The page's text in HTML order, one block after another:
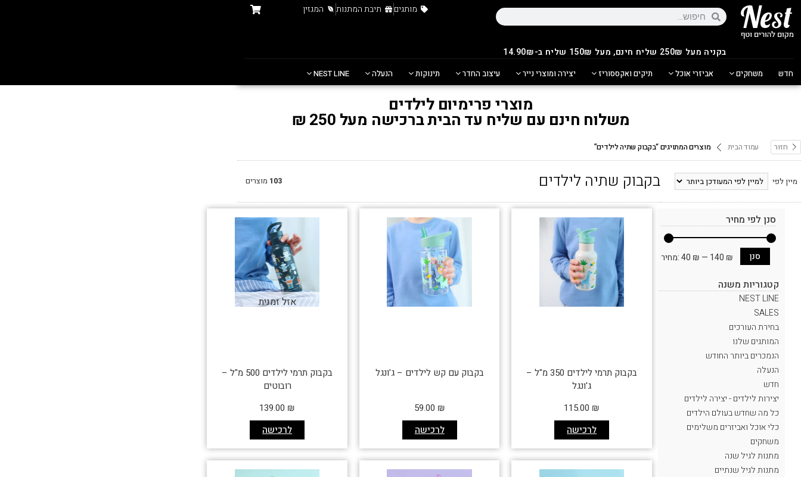
בקניה מעל 250 ₪ שליח חינם, מעל 150₪ שליח ב-14.90₪
מותגים תיבת המתנות המגזין
חדש משחקים אביזרי אוכל תיקים ואקססוריז יצירה ומוצרי נייר עיצוב החדר תינוקות הנעלה NEST LINE
מוצרי פרימיום לילדים
משלוח חינם עם שליח עד הבית ברכישה מעל 250 ₪
חזור עמוד הבית מוצרים המתויגים “בקבוק שתיה לילדים”
מיין לפי בקבוק שתיה לילדים 103 מוצרים
סנן לפי מחיר
סנן מחיר:40 ₪ — 140 ₪
קטגוריות משנה
NEST LINE
SALES
בחירת העורכים
המותגים שלנו
הנמכרים ביותר החודש
הנעלה
חדש
יצירות לילדים - יצירה לילדים
כל מה שחדש בעולם הילדים
כלי אוכל ואביזרים משלימים
משחקים
מתנות לגיל שנה
מתנות לגיל שנתיים
בקבוק תרמי לילדים 350 מ"ל –
ג'ונגל
לרכישה
115.00 ₪
בקבוק עם קש לילדים – ג'ונגל
לרכישה
59.00 ₪
אזל זמנית
בקבוק תרמי לילדים 500 מ"ל –
רובוטים
לרכישה
139.00 ₪